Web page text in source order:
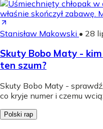
Stanisław Makowski • 28
Skuty Bobo Maty -
ten szum?
Skuty Bobo Maty -
co kryje numer i czemu
Polski rap